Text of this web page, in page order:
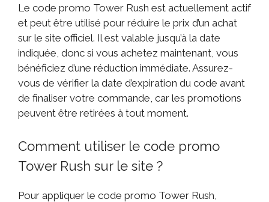
Le code promo Tower Rush est actuellement actif
et peut être utilisé pour réduire le prix d’un achat
sur le site officiel. Il est valable jusqu’à la date
indiquée, donc si vous achetez maintenant, vous
bénéficiez d’une réduction immédiate. Assurez-
vous de vérifier la date d’expiration du code avant
de finaliser votre commande, car les promotions
peuvent être retirées à tout moment.
Comment utiliser le code promo
Tower Rush sur le site ?
Pour appliquer le code promo Tower Rush,